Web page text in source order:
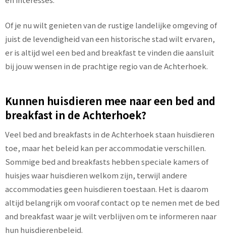
Of je nu wilt genieten van de rustige landelijke omgeving of
juist de levendigheid van een historische stad wilt ervaren,
er is altijd wel een bed and breakfast te vinden die aansluit
bij jouw wensen in de prachtige regio van de Achterhoek.
Kunnen huisdieren mee naar een bed and
breakfast in de Achterhoek?
Veel bed and breakfasts in de Achterhoek staan huisdieren
toe, maar het beleid kan per accommodatie verschillen.
Sommige bed and breakfasts hebben speciale kamers of
huisjes waar huisdieren welkom zijn, terwijl andere
accommodaties geen huisdieren toestaan. Het is daarom
altijd belangrijk om vooraf contact op te nemen met de bed
and breakfast waar je wilt verblijven om te informeren naar
hun huisdierenbeleid.